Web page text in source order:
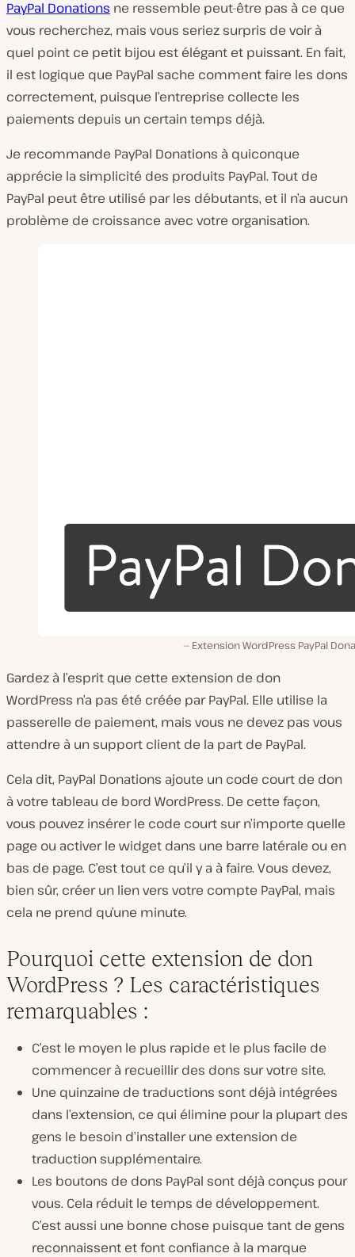
PayPal Donations ne ressemble peut-être pas à ce que
vous recherchez, mais vous seriez surpris de voir à
quel point ce petit bijou est élégant et puissant. En fait,
il est logique que PayPal sache comment faire les dons
correctement, puisque l’entreprise collecte les
paiements depuis un certain temps déjà.
Je recommande PayPal Donations à quiconque
apprécie la simplicité des produits PayPal. Tout de
PayPal peut être utilisé par les débutants, et il n’a aucun
problème de croissance avec votre organisation.
Extension WordPress PayPal
Gardez à l’esprit que cette extension de don
WordPress n’a pas été créée par PayPal. Elle utilise la
passerelle de paiement, mais vous ne devez pas vous
attendre à un support client de la part de PayPal.
Cela dit, PayPal Donations ajoute un code court de don
à votre tableau de bord WordPress. De cette façon,
vous pouvez insérer le code court sur n’importe quelle
page ou activer le widget dans une barre latérale ou en
bas de page. C’est tout ce qu’il y a à faire. Vous devez,
bien sûr, créer un lien vers votre compte PayPal, mais
cela ne prend qu’une minute.
Pourquoi cette extension de don
WordPress ? Les caractéristiques
remarquables :
C’est le moyen le plus rapide et le plus facile de
commencer à recueillir des dons sur votre site.
Une quinzaine de traductions sont déjà intégrées
dans l’extension, ce qui élimine pour la plupart des
gens le besoin d’installer une extension de
traduction supplémentaire.
Les boutons de dons PayPal sont déjà conçus pour
vous. Cela réduit le temps de développement.
C’est aussi une bonne chose puisque tant de gens
reconnaissent et font confiance à la marque